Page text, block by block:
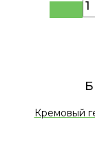
Кремовый